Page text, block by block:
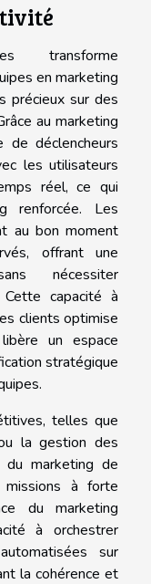
transforme
en marketing
précieux sur des
au marketing
déclencheurs
les utilisateurs
réel, ce qui
renforcée. Les
au bon moment
offrant une
nécessiter
Cette capacité à
clients optimise
un espace
stratégique
telles que
la gestion des
du marketing de
à forte
du marketing
à orchestrer
sur
la cohérence et